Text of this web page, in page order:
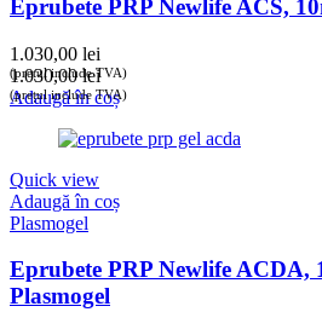
Eprubete PRP Newlife ACS,
1.030,00 lei
(prețul include TVA)
1.030,00lei
(prețul include TVA)
Adaugă în coș
Quick view
Adaugă în coș
Plasmogel
Eprubete PRP Newlife ACDA,
Plasmogel